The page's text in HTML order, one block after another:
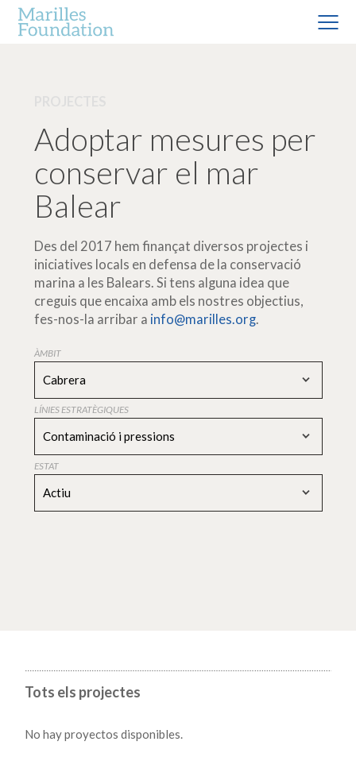
Adoptar mesures per
conservar el mar
Balear
Des del 2017 hem finançat diversos projectes i
iniciatives locals en defensa de la conservació
marina a les Balears. Si tens alguna idea que
creguis que encaixa amb els nostres objectius,
fes-nos-la arribar a info@marilles.org.
ÀMBIT
Cabrera
LÍNIES ESTRATÈGIQUES
Contaminació i pressions
ESTAT
Actiu
Tots els projectes
No hay proyectos disponibles.